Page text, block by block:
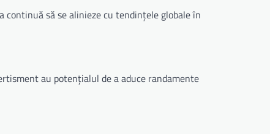
să se alinieze cu tendințele globale în
au potențialul de a aduce randamente